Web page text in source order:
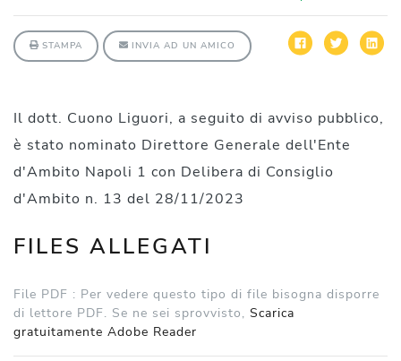
STAMPA INVIA AD UN AMICO
Il dott. Cuono Liguori, a seguito di avviso pubblico,
è stato nominato Direttore Generale dell'Ente
d'Ambito Napoli 1 con Delibera di Consiglio
d'Ambito n. 13 del 28/11/2023
FILES ALLEGATI
File PDF : Per vedere questo tipo di file bisogna disporre
di lettore PDF. Se ne sei sprovvisto, Scarica
gratuitamente Adobe Reader